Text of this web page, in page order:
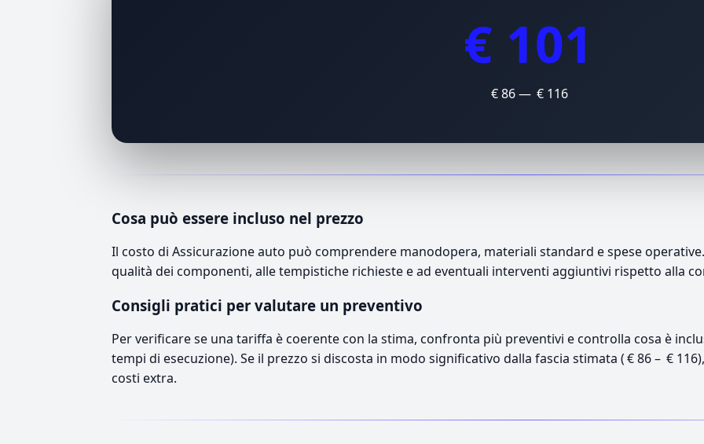
€ 101
€ 86 — € 116
Cosa può essere incluso nel prezzo
Il costo di Assicurazione auto può comprendere manodopera, materiali standard e spese
qualità dei componenti, alle tempistiche richieste e ad eventuali interventi aggiuntivi rispetto alla
Consigli pratici per valutare un preventivo
Per verificare se una tariffa è coerente con la stima, confronta più preventivi e controlla cosa è
tempi di esecuzione). Se il prezzo si discosta in modo significativo dalla fascia stimata ( € 86 – €
costi extra.